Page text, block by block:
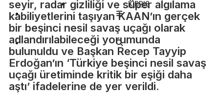
KIBRIS
seyir, radar gizliliği ve süper algılama
kabiliyetlerini taşıyan KAAN’ın gerçek
bir beşinci nesil savaş uçağı olarak
adlandırılabileceği yorumunda
bulunuldu ve Başkan Recep Tayyip
Erdoğan’ın ‘Türkiye beşinci nesil savaş
uçağı üretiminde kritik bir eşiği daha
aştı’ ifadelerine de yer verildi.